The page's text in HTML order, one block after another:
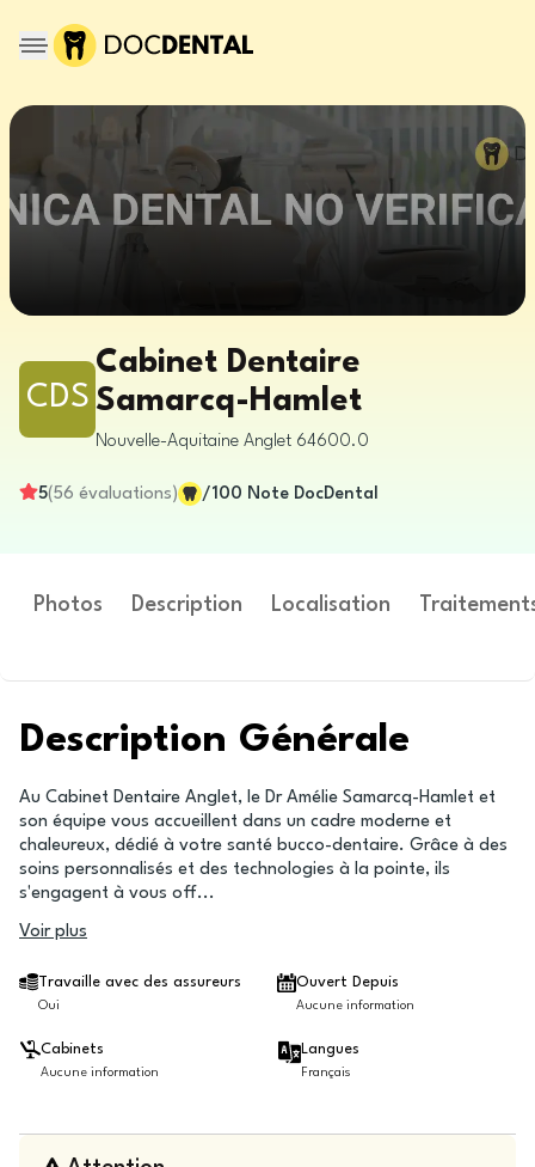
CDS
Cabinet Dentaire
Samarcq-Hamlet
Nouvelle-Aquitaine Anglet 64600.0
5(56 évaluations) /100 Note DocDental
Photos Description Localisation
Description Générale
Au Cabinet Dentaire Anglet, le Dr Amélie Samarcq-Hamlet et
son équipe vous accueillent dans un cadre moderne et
chaleureux, dédié à votre santé bucco-dentaire. Grâce à des
soins personnalisés et des technologies à la pointe, ils
s'engagent à vous off...
Voir plus
Travaille avec des assureurs
Oui
Ouvert Depuis
Aucune information
Cabinets
Aucune information
Langues
Français